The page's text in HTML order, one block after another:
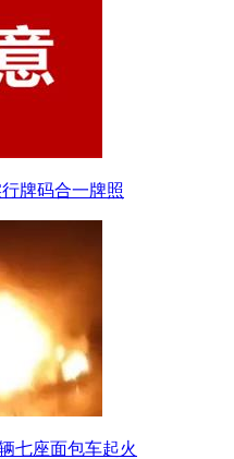
牌码合一牌照
七座面包车起火